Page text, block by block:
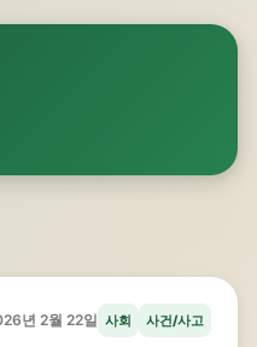
년 2월 22일 사회 사건/사고